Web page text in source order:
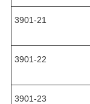
3901-21
3901-22
3901-23